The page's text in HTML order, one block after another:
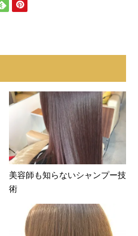
美容師も知らないシャンプー技
術